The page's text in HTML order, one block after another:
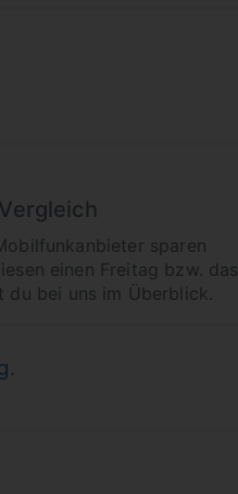
sparen
einen Freitag bzw. das
du bei uns im Überblick.
.